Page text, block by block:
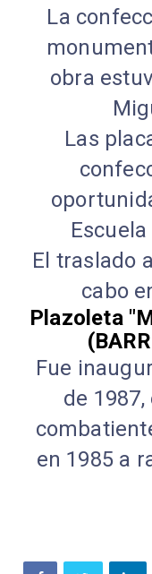
La
obra
Las
El traslado
cabo
Plazoleta
Fue
de
en 1985 a